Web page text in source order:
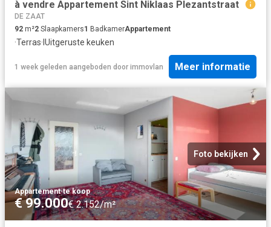
à vendre Appartement Sint Niklaas Plezantstraat
DE ZAAT
92 m²2 Slaapkamers1 BadkamerAppartement
·Terras· IUitgeruste keuken
1 week geleden aangeboden door immovlan Meer informatie
Foto bekijken
Appartement·te koop
€ 99.000€ 2.152/m²